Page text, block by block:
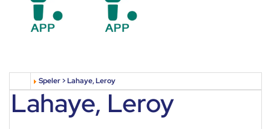
Speler > Lahaye, Leroy
Lahaye, Leroy